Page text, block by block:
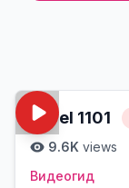
Level 1101
9.6K views
Видеогид